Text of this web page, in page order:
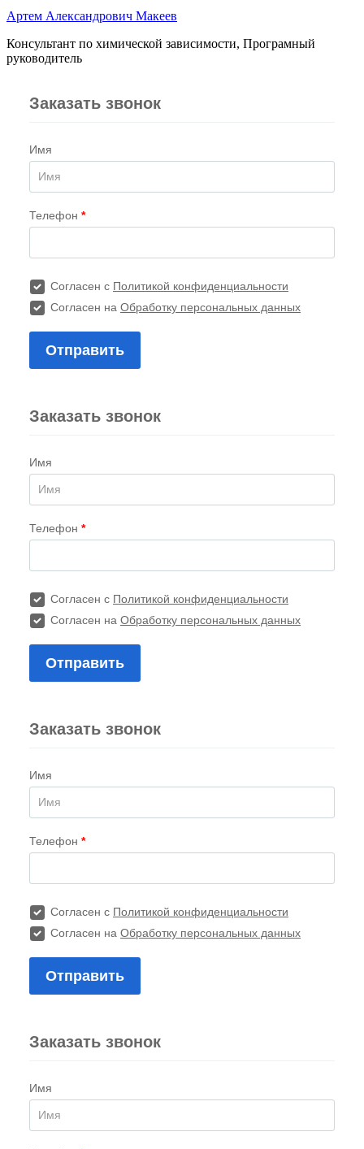
Артем Александрович Макеев
Консультант по химической зависимости, Програмный
руководитель